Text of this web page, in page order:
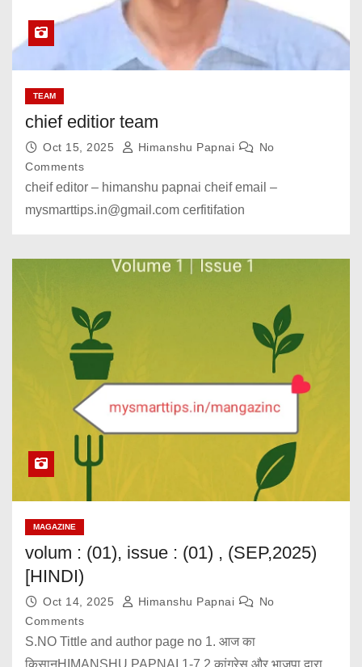
TEAM
chief editior team
Oct 15, 2025 Himanshu Papnai
No
Comments
cheif editor – himanshu papnai cheif email –
mysmarttips.in@gmail.com cerfitifation
MAGAZINE
volum : (01), issue : (01) , (SEP,2025)
[HINDI)
Oct 14, 2025 Himanshu Papnai
No
Comments
S.NO Tittle and author page no 1. आज का
किसानHIMANSHU PAPNAI 1-7 2 कांग्रेस और भाजपा द्वारा